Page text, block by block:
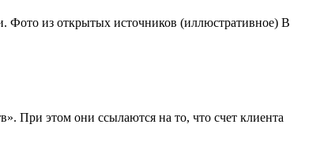
Фото из открытых источников (иллюстративное) В
При этом они ссылаются на то, что счет клиента